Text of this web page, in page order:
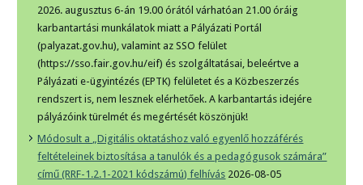
2026. augusztus 6-án 19.00 órától várhatóan 21.00 óráig
karbantartási munkálatok miatt a Pályázati Portál
(palyazat.gov.hu), valamint az SSO felület
(https://sso.fair.gov.hu/eif) és szolgáltatásai, beleértve a
Pályázati e-ügyintézés (EPTK) felületet és a Közbeszerzés
rendszert is, nem lesznek elérhetőek. A karbantartás idejére
pályázóink türelmét és megértését köszönjük!
Módosult a „Digitális oktatáshoz való egyenlő hozzáférés
feltételeinek biztosítása a tanulók és a pedagógusok számára”
című (RRF-1.2.1-2021 kódszámú) felhívás 2026-08-05